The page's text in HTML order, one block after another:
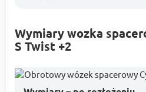
Wymiary wozka
S Twist +2